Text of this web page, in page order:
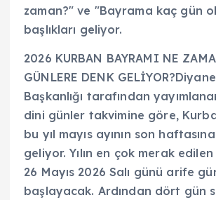
zaman?" ve "Bayrama kaç gün
başlıkları geliyor.
2026 KURBAN BAYRAMI NE
GÜNLERE DENK
Başkanlığı tarafından
dini günler takvimine göre,
bu yıl mayıs ayının son
geliyor. Yılın en çok merak
26 Mayıs 2026 Salı günü arife
başlayacak. Ardından dört gün